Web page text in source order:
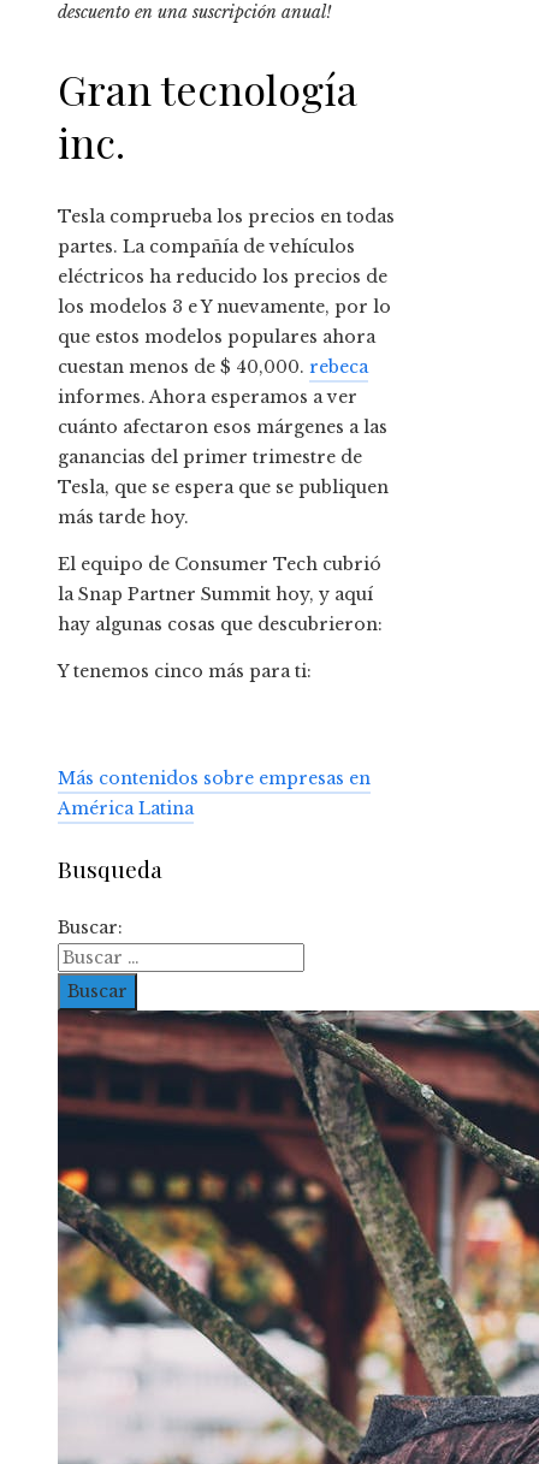
descuento en una suscripción anual!
Gran tecnología
inc.
Tesla comprueba los precios en todas
partes. La compañía de vehículos
eléctricos ha reducido los precios de
los modelos 3 e Y nuevamente, por lo
que estos modelos populares ahora
cuestan menos de $ 40,000. rebeca
informes. Ahora esperamos a ver
cuánto afectaron esos márgenes a las
ganancias del primer trimestre de
Tesla, que se espera que se publiquen
más tarde hoy.
El equipo de Consumer Tech cubrió
la Snap Partner Summit hoy, y aquí
hay algunas cosas que descubrieron:
Y tenemos cinco más para ti:
Más contenidos sobre empresas en
América Latina
Busqueda
Buscar: